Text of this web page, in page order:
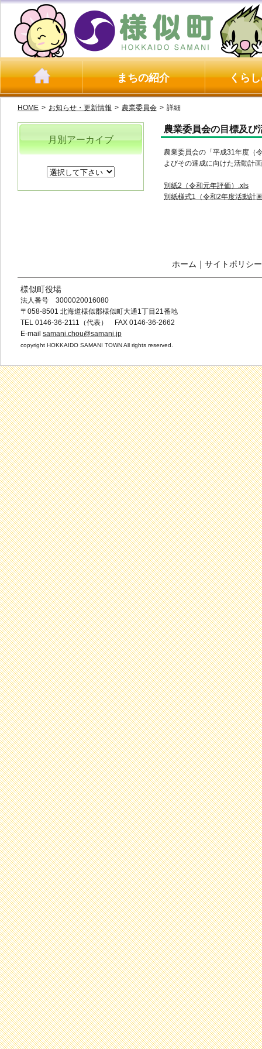
まちの紹介 くら
HOME > お知らせ・更新情報 > 農業委員会 > 詳細
農業委員会の目標及び
農業委員会の「平成31年度（
よびその達成に向けた活動計
別紙2（令和元年評価）.xls
別紙様式1（令和2年度活動計
月別アーカイブ
ホーム ｜ サイトポリシー
様似町役場
法人番号 3000020016080
〒058-8501 北海道様似郡様似町大通1丁目21番地
TEL 0146-36-2111（代表） FAX 0146-36-2662
E-mail samani.chou@samani.jp
copyright HOKKAIDO SAMANI TOWN All rights reserved.